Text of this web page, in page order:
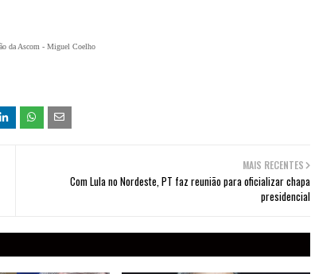
da Ascom - Miguel Coelho
MAIS RECENTES
Com Lula no Nordeste, PT faz reunião para oficializar chapa
presidencial